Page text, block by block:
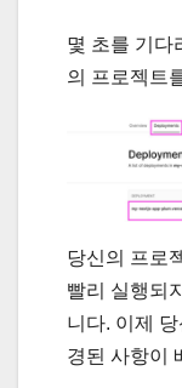
몇 초를 기다
의 프로젝트
당신의 프로
빨리 실행되
니다. 이제
경된 사항이